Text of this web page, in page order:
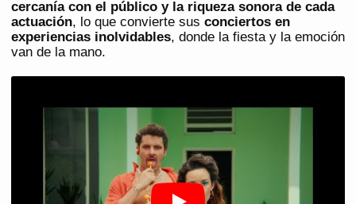
cercanía con el público y la riqueza sonora de cada
actuación, lo que convierte sus conciertos en
experiencias inolvidables, donde la fiesta y la emoción
van de la mano.